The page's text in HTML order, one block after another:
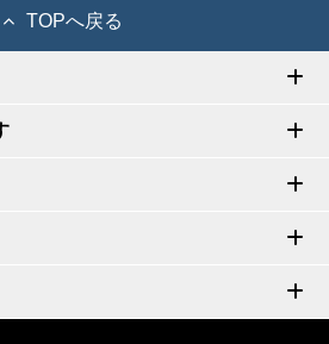
TOPへ戻る